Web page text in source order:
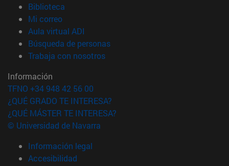
Biblioteca
Mi correo(abre en nueva ventana)
Aula virtual ADI
Búsqueda de personas(abre en nueva ventana)
Trabaja con nosotros(abre en nueva ventana)
Información
TFNO +34 948 42 56 00
¿QUÉ GRADO TE INTERESA?
¿QUÉ MÁSTER TE INTERESA?
© Universidad de Navarra
Información legal
Accesibilidad